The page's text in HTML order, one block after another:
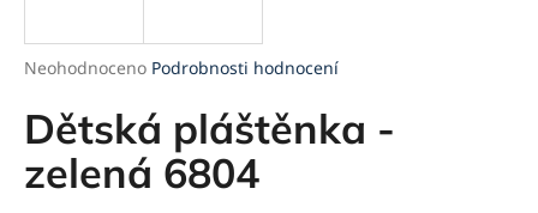
Průměrné
produktu
je
z
Neohodnoceno Podrobnosti hodnocení
Dětská pláštěnka -
zelená 6804
j
t
?